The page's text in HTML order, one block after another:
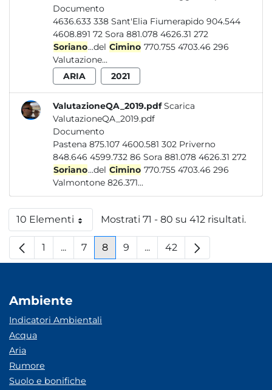
Documento
4636.633 338 Sant'Elia Fiumerapido 904.544
4608.891 72 Sora 881.078 4626.31 272
Soriano...del Cimino 770.755 4703.46 296
Valutazione...
ARIA
2021
ValutazioneQA_2019.pdf Scarica
ValutazioneQA_2019.pdf
Documento
Pastena 875.107 4600.581 302 Priverno
848.646 4599.732 86 Sora 881.078 4626.31 272
Soriano...del Cimino 770.755 4703.46 296
Valmontone 826.371...
10 ElementiPer paginaMostrati 71 - 80 su 412 risultati.
Pagina
1 ...Pagine intermedie
Pagina
7 Pagina
8 Pagina
9 ...Pagine intermedie
Pagina
42
Ambiente
Indicatori Ambientali
Acqua
Aria
Rumore
Suolo e bonifiche